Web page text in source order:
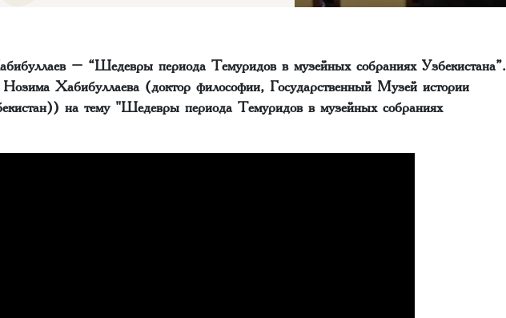
– “Шедевры периода Темуридов в музейных собраниях Узбекистана”.
Хабибуллаева (доктор философии, Государственный Музей истории
на тему "Шедевры периода Темуридов в музейных собраниях